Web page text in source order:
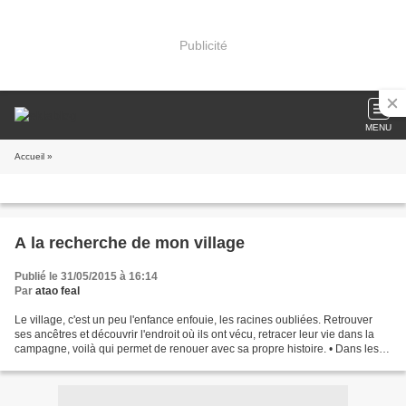
Publicité
MENU
Accueil »
A la recherche de mon village
Publié le 31/05/2015 à 16:14
Par atao feal
Le village, c'est un peu l'enfance enfouie, les racines oubliées. Retrouver
ses ancêtres et découvrir l'endroit où ils ont vécu, retracer leur vie dans la
campagne, voilà qui permet de renouer avec sa propre histoire. • Dans les